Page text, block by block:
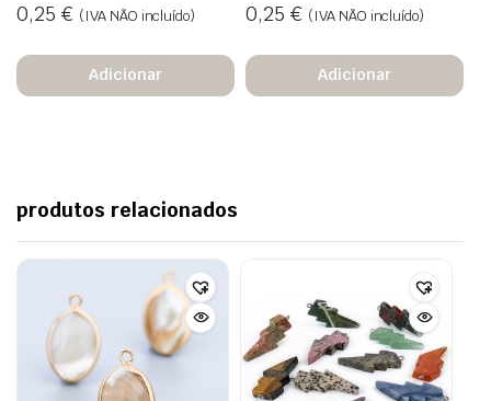
0,25 € (IVA NÃO incluído)
Adicionar
0,25 € (IVA NÃO incluído)
Adicionar
produtos relacionados